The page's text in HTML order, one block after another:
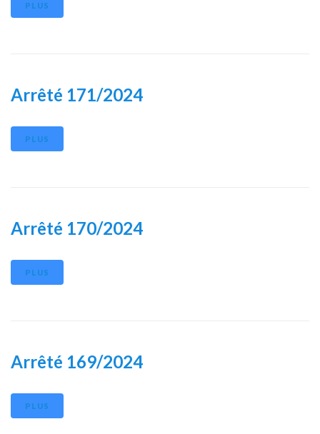
PLUS
Arrêté 171/2024
PLUS
Arrêté 170/2024
PLUS
Arrêté 169/2024
PLUS